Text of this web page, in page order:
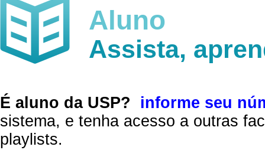
Aluno
Assista,
É aluno da USP?
informe seu
sistema, e tenha acesso a outras
playlists.